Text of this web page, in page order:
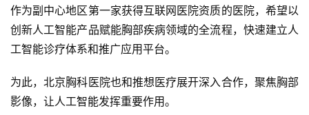
作为副中心地区第一家获得互联网医院资质的医院，希望以
创新人工智能产品赋能胸部疾病领域的全流程，快速建立人
工智能诊疗体系和推广应用平台。
为此，北京胸科医院也和推想医疗展开深入合作，聚焦胸部
影像，让人工智能发挥重要作用。